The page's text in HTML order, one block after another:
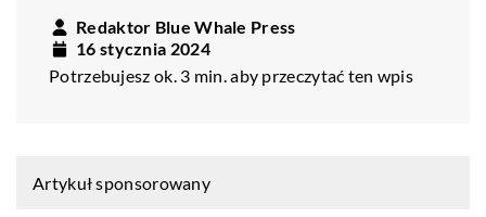
Redaktor Blue Whale Press
16 stycznia 2024
Potrzebujesz ok. 3 min. aby przeczytać ten wpis
Artykuł sponsorowany